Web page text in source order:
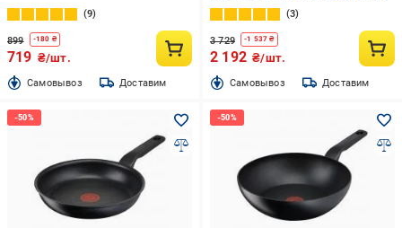
9
899 -180 ₴
719 ₴/шт.
Cамовывоз Доставим
3
3 729 -1 537 ₴
2 192 ₴/шт.
Cамовывоз Доставим